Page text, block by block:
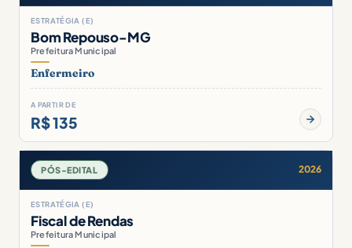
ESTRATÉGIA (E)
Bom Repouso-MG
Prefeitura Municipal
Enfermeiro
A PARTIR DE
R$ 135
PÓS-EDITAL 2026
ESTRATÉGIA (E)
Fiscal de Rendas
Prefeitura Municipal